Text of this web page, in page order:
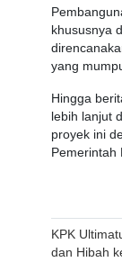
khususnya
yang
Hingga
lebih lanjut
proyek ini
Pemerintah
Post
KPK
dan Hibah